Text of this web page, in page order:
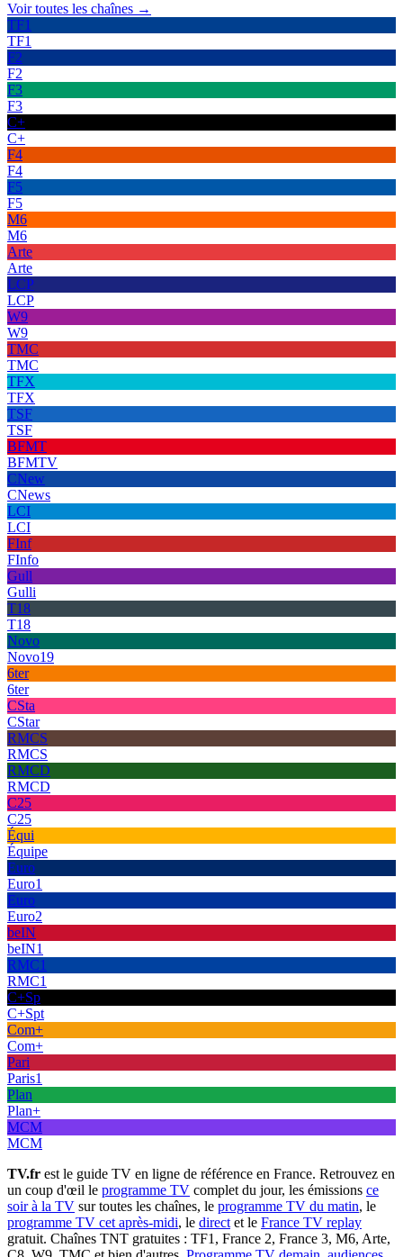
Voir toutes les chaînes →
TF1
TF1
F2
F2
F3
F3
C+
C+
F4
F4
F5
F5
M6
M6
Arte
Arte
LCP
LCP
W9
W9
TMC
TMC
TFX
TFX
TSF
TSF
BFMT
BFMTV
CNew
CNews
LCI
LCI
FInf
FInfo
Gull
Gulli
T18
T18
Novo
Novo19
6ter
6ter
CSta
CStar
RMCS
RMCS
RMCD
RMCD
C25
C25
Équi
Équipe
Euro
Euro1
Euro
Euro2
beIN
beIN1
RMC1
RMC1
C+Sp
C+Spt
Com+
Com+
Pari
Paris1
Plan
Plan+
MCM
MCM
TV.fr est le guide TV en ligne de référence en France. Retrouvez en
un coup d'œil le programme TV complet du jour, les émissions ce
soir à la TV sur toutes les chaînes, le programme TV du matin, le
programme TV cet après-midi, le direct et le France TV replay
gratuit. Chaînes TNT gratuites : TF1, France 2, France 3, M6, Arte,